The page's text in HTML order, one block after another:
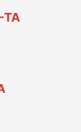
TA